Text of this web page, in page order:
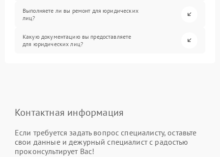
Выполняете ли вы ремонт для юридических
лиц?
Какую документацию вы предоставляете
для юридических лиц?
Контактная информация
Если требуется задать вопрос специалисту, оставьте
свои данные и дежурный специалист с радостью
проконсультирует Вас!